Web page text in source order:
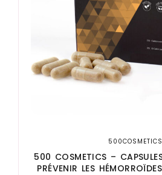
500COSMETICS
500 COSMETICS –
PRÉVENIR LES